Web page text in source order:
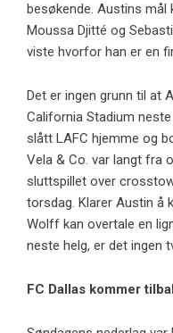
besøkende. Austins
Moussa Djitté og
viste hvorfor han er en
Det er ingen grunn til at
California Stadium
slått LAFC hjemme og
Vela & Co. var langt fra
sluttspillet over
torsdag. Klarer Austin å
Wolff kan overtale en
neste helg, er det ingen
FC Dallas kommer